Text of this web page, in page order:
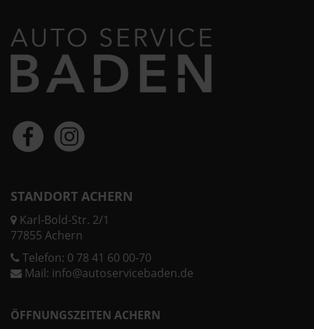
STANDORT ACHERN
Karl-Bold-Str. 2/1
77855 Achern
Telefon: 0 78 41 60 00-70
Mail: info@autoservicebaden.de
ÖFFNUNGSZEITEN ACHERN